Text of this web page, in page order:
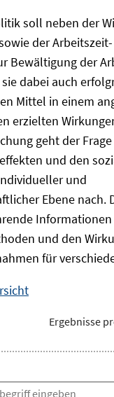
soll neben der
der
Bewältigung der
dabei auch
Mittel in einem
erzielten
geht der
und den
und
Ebene nach.
Informationen
und den
für
Ergebnisse